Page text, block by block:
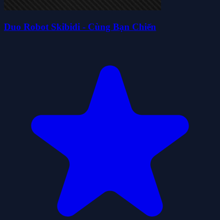
Duo Robot Skibidi - Cùng Bạn Chiến